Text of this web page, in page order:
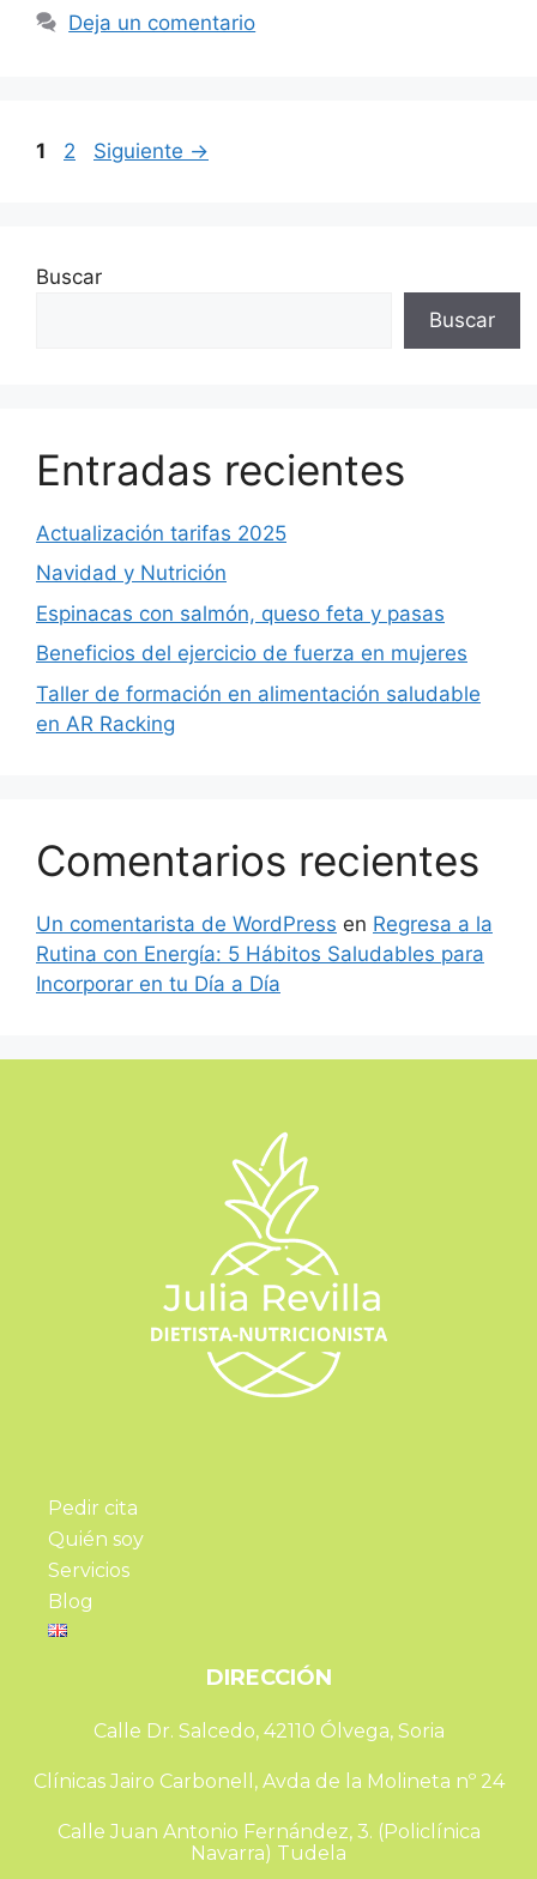
Deja un comentario
1 2 Siguiente →
Buscar
Buscar
Entradas recientes
Actualización tarifas 2025
Navidad y Nutrición
Espinacas con salmón, queso feta y pasas
Beneficios del ejercicio de fuerza en mujeres
Taller de formación en alimentación saludable
en AR Racking
Comentarios recientes
Un comentarista de WordPress en Regresa a la
Rutina con Energía: 5 Hábitos Saludables para
Incorporar en tu Día a Día
Pedir cita
Quién soy
Servicios
Blog
DIRECCIÓN
Calle Dr. Salcedo, 42110 Ólvega, Soria
Clínicas Jairo Carbonell, Avda de la Molineta nº 24
Calle Juan Antonio Fernández, 3. (Policlínica
Navarra) Tudela